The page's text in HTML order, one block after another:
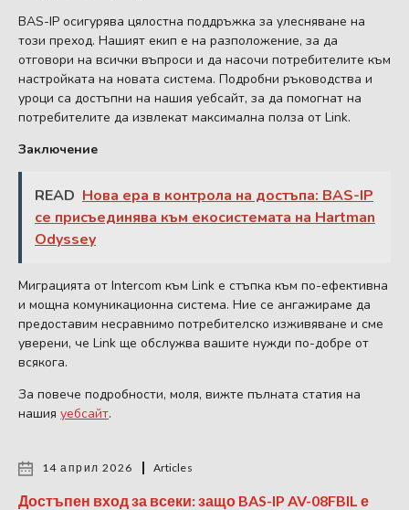
BAS-IP осигурява цялостна поддръжка за улесняване на
този преход. Нашият екип е на разположение, за да
отговори на всички въпроси и да насочи потребителите към
настройката на новата система. Подробни ръководства и
уроци са достъпни на нашия уебсайт, за да помогнат на
потребителите да извлекат максимална полза от Link.
Заключение
READ Нова ера в контрола на достъпа: BAS-IP
се присъединява към екосистемата на Hartman
Odyssey
Миграцията от Intercom към Link е стъпка към по-ефективна
и мощна комуникационна система. Ние се ангажираме да
предоставим несравнимо потребителско изживяване и сме
уверени, че Link ще обслужва вашите нужди по-добре от
всякога.
За повече подробности, моля, вижте пълната статия на
нашия уебсайт.
14 април 2026 Articles
Достъпен вход за всеки: защо BAS-IP AV-08FBIL е